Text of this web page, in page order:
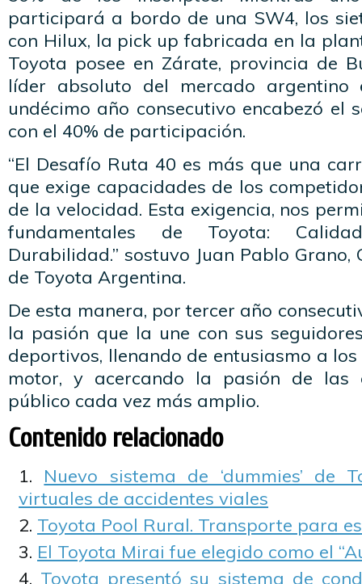
participará a bordo de una SW4, los
con Hilux, la pick up fabricada en la
Toyota posee en Zárate, provincia de
líder absoluto del mercado
undécimo año consecutivo encabezó el
con el 40% de participación.
“El Desafío Ruta 40 es más que una
que exige capacidades de los
de la velocidad. Esta exigencia, nos
fundamentales de Toyota:
Durabilidad.” sostuvo Juan Pablo Grano,
de Toyota Argentina.
De esta manera, por tercer año
la pasión que la une con sus
deportivos, llenando de entusiasmo a
motor, y acercando la pasión de las
público cada vez más amplio.
Contenido relacionado
Nuevo sistema de ‘dummies’ de
virtuales de accidentes viales
Toyota Pool Rural. Transporte para
El Toyota Mirai fue elegido como el
Toyota presentó su sistema de